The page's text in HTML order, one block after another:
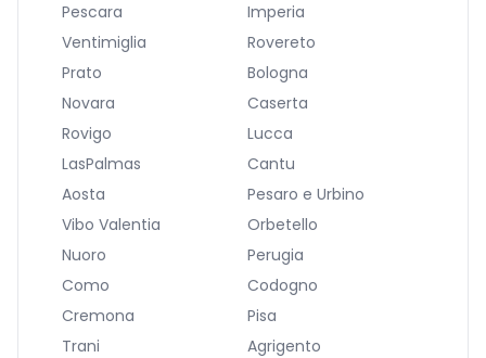
Pescara
Imperia
Ventimiglia
Rovereto
Prato
Bologna
Novara
Caserta
Rovigo
Lucca
LasPalmas
Cantu
Aosta
Pesaro e Urbino
Vibo Valentia
Orbetello
Nuoro
Perugia
Como
Codogno
Cremona
Pisa
Trani
Agrigento